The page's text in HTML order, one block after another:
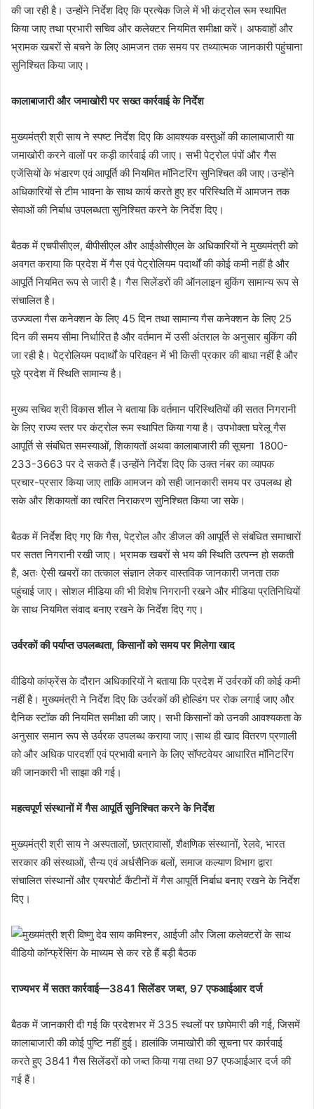
की जा रही है। उन्होंने निर्देश दिए कि प्रत्येक जिले में भी कंट्रोल रूम स्थापित
किया जाए तथा प्रभारी सचिव और कलेक्टर नियमित समीक्षा करें। अफवाहों और
भ्रामक खबरों से बचने के लिए आमजन तक समय पर तथ्यात्मक जानकारी पहुंचाना
सुनिश्चित किया जाए।
कालाबाजारी और जमाखोरी पर सख्त कार्रवाई के निर्देश
मुख्यमंत्री श्री साय ने स्पष्ट निर्देश दिए कि आवश्यक वस्तुओं की कालाबाजारी या
जमाखोरी करने वालों पर कड़ी कार्रवाई की जाए। सभी पेट्रोल पंपों और गैस
एजेंसियों के भंडारण एवं आपूर्ति की नियमित मॉनिटरिंग सुनिश्चित की जाए।उन्होंने
अधिकारियों से टीम भावना के साथ कार्य करते हुए हर परिस्थिति में आमजन तक
सेवाओं की निर्बाध उपलब्धता सुनिश्चित करने के निर्देश दिए।
बैठक में एचपीसीएल, बीपीसीएल और आईओसीएल के अधिकारियों ने मुख्यमंत्री को
अवगत कराया कि प्रदेश में गैस एवं पेट्रोलियम पदार्थों की कोई कमी नहीं है और
आपूर्ति नियमित रूप से जारी है। गैस सिलेंडरों की ऑनलाइन बुकिंग सामान्य रूप से
संचालित है।
उज्ज्वला गैस कनेक्शन के लिए 45 दिन तथा सामान्य गैस कनेक्शन के लिए 25
दिन की समय सीमा निर्धारित है और वर्तमान में उसी अंतराल के अनुसार बुकिंग की
जा रही है। पेट्रोलियम पदार्थों के परिवहन में भी किसी प्रकार की बाधा नहीं है और
पूरे प्रदेश में स्थिति सामान्य है।
मुख्य सचिव श्री विकास शील ने बताया कि वर्तमान परिस्थितियों की सतत निगरानी
के लिए राज्य स्तर पर कंट्रोल रूम स्थापित किया गया है। उपभोक्ता घरेलू गैस
आपूर्ति से संबंधित समस्याओं, शिकायतों अथवा कालाबाजारी की सूचना 1800-
233-3663 पर दे सकते हैं।उन्होंने निर्देश दिए कि उक्त नंबर का व्यापक
प्रचार-प्रसार किया जाए ताकि आमजन को सही जानकारी समय पर उपलब्ध हो
सके और शिकायतों का त्वरित निराकरण सुनिश्चित किया जा सके।
बैठक में निर्देश दिए गए कि गैस, पेट्रोल और डीजल की आपूर्ति से संबंधित समाचारों
पर सतत निगरानी रखी जाए। भ्रामक खबरों से भय की स्थिति उत्पन्न हो सकती
है, अतः ऐसी खबरों का तत्काल संज्ञान लेकर वास्तविक जानकारी जनता तक
पहुंचाई जाए। सोशल मीडिया की भी विशेष निगरानी रखने और मीडिया प्रतिनिधियों
के साथ नियमित संवाद बनाए रखने के निर्देश दिए गए।
उर्वरकों की पर्याप्त उपलब्धता, किसानों को समय पर मिलेगा खाद
वीडियो कांफ्रेंस के दौरान अधिकारियों ने बताया कि प्रदेश में उर्वरकों की कोई कमी
नहीं है। मुख्यमंत्री ने निर्देश दिए कि उर्वरकों की होल्डिंग पर रोक लगाई जाए और
दैनिक स्टॉक की नियमित समीक्षा की जाए। सभी किसानों को उनकी आवश्यकता के
अनुसार समान रूप से उर्वरक उपलब्ध कराया जाए।साथ ही खाद वितरण प्रणाली
को और अधिक पारदर्शी एवं प्रभावी बनाने के लिए सॉफ्टवेयर आधारित मॉनिटरिंग
की जानकारी भी साझा की गई।
महत्वपूर्ण संस्थानों में गैस आपूर्ति सुनिश्चित करने के निर्देश
मुख्यमंत्री श्री साय ने अस्पतालों, छात्रावासों, शैक्षणिक संस्थानों, रेलवे, भारत
सरकार की संस्थाओं, सैन्य एवं अर्धसैनिक बलों, समाज कल्याण विभाग द्वारा
संचालित संस्थानों और एयरपोर्ट कैंटीनों में गैस आपूर्ति निर्बाध बनाए रखने के निर्देश
दिए।
राज्यभर में सतत कार्रवाई—3841 सिलेंडर जब्त, 97 एफआईआर दर्ज
बैठक में जानकारी दी गई कि प्रदेशभर में 335 स्थलों पर छापेमारी की गई, जिसमें
कालाबाजारी की कोई पुष्टि नहीं हुई। हालांकि जमाखोरी की सूचना पर कार्रवाई
करते हुए 3841 गैस सिलेंडरों को जब्त किया गया तथा 97 एफआईआर दर्ज की
गई हैं।